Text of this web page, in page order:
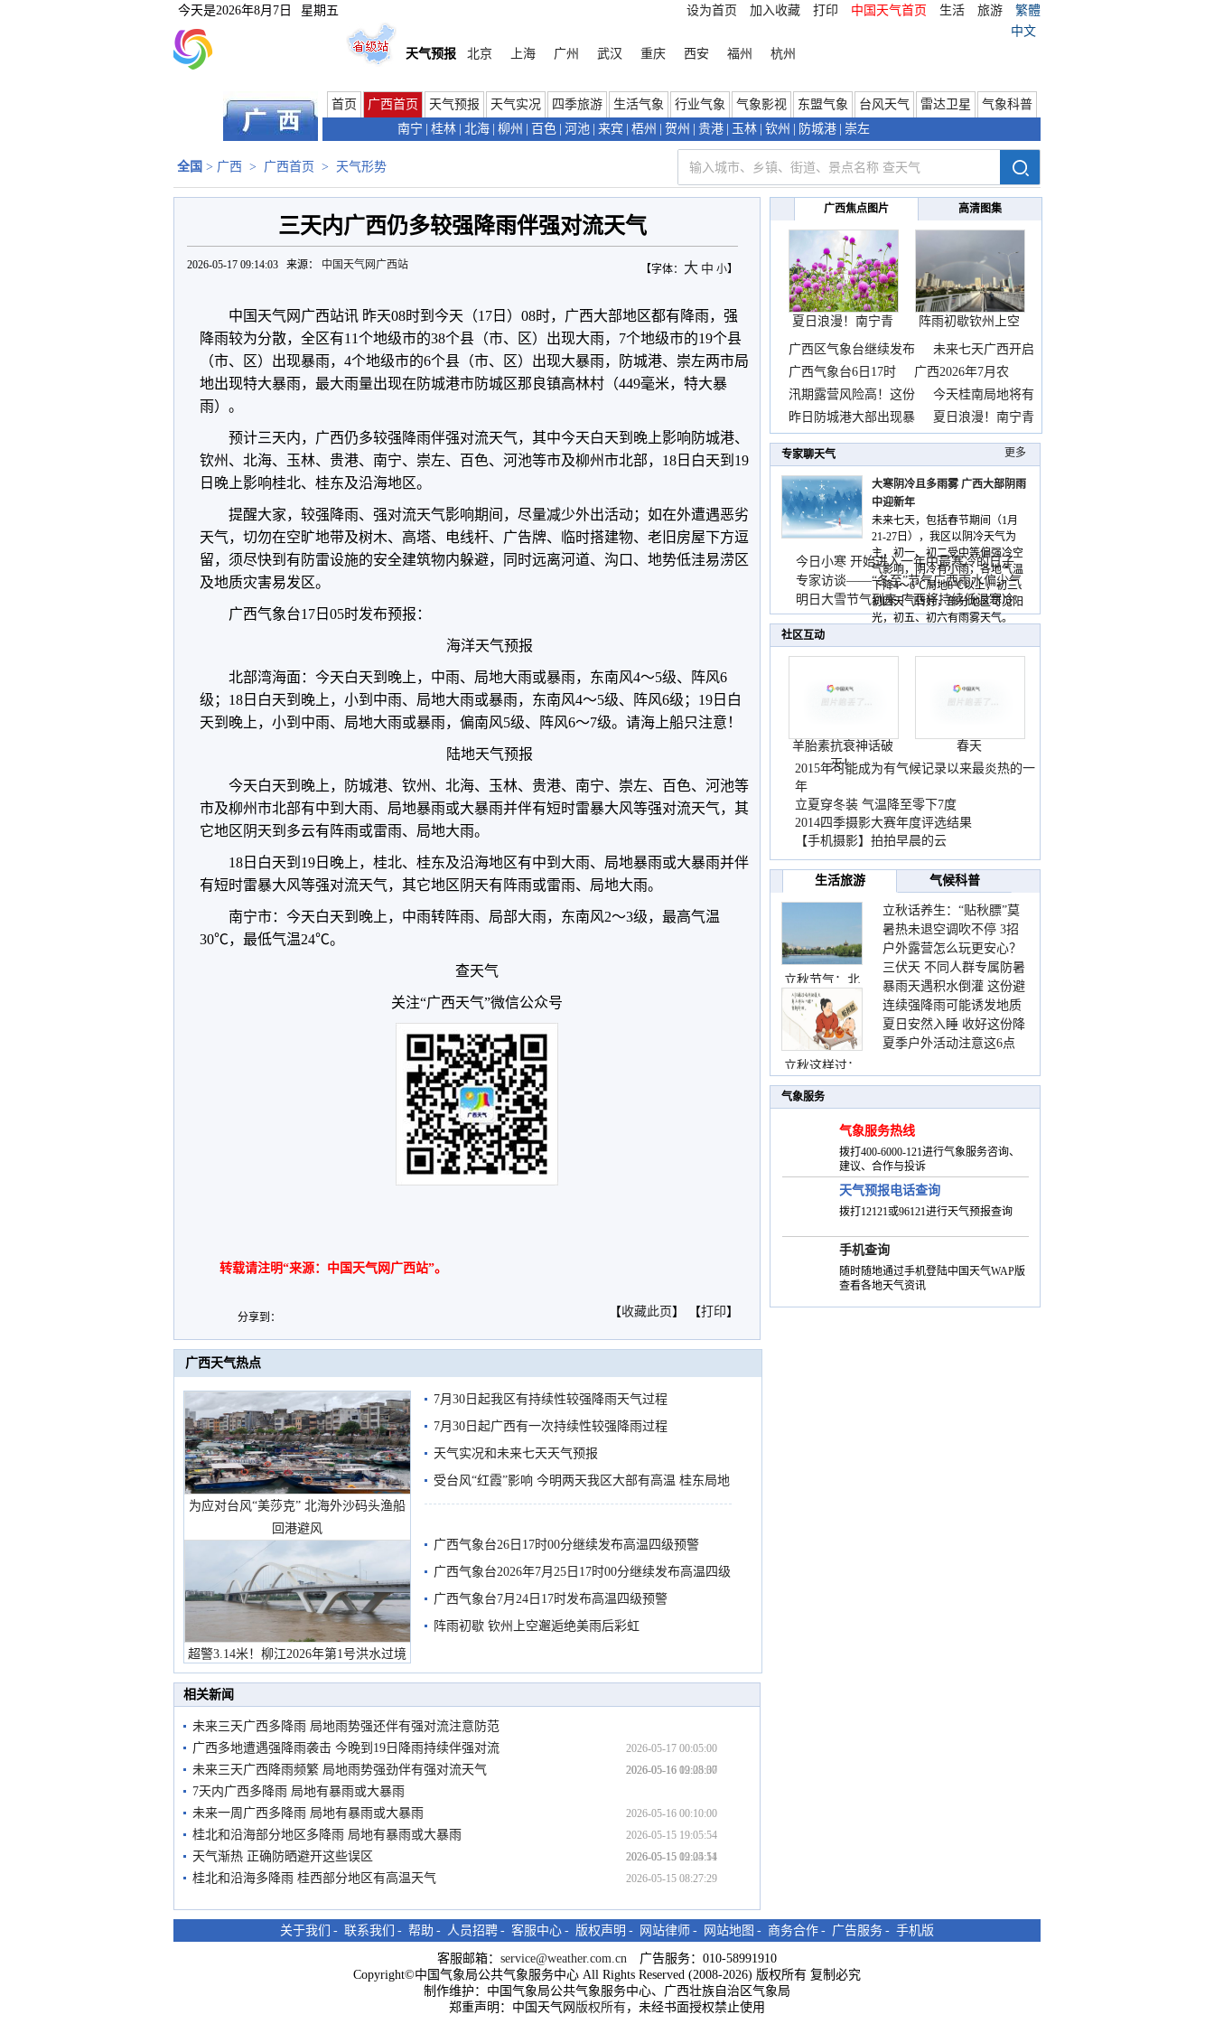
今天是2026年8月7日 星期五 设为首页 加入收藏 打印 中国天气首页 生活 旅游
繁體
中文
天气预报
北京 上海 广州 武汉 重庆 西安 福州 杭州
首页 广西首页 天气预报 天气实况 四季旅游 生活气象 行业气象 气象影视 东盟气象 台风天气 雷达卫星
气象科普
南宁
桂林 北海 柳州 百色 河池 来宾 梧州 贺州 贵港 玉林 钦州 防城港 崇左
全国 > 广西 > 广西首页 > 天气形势
三天内广西仍多较强降雨伴强对流天气
【字体： 大 中 小】
2026-05-17 09:14:03 来源： 中国天气网广西站
中国天气网广西站讯 昨天08时到今天（17日）08时，广西大部地区都有降雨，强
降雨较为分散，全区有11个地级市的38个县（市、区）出现大雨，7个地级市的19个县
（市、区）出现暴雨，4个地级市的6个县（市、区）出现大暴雨，防城港、崇左两市局
地出现特大暴雨，最大雨量出现在防城港市防城区那良镇高林村（449毫米，特大暴
雨）。
预计三天内，广西仍多较强降雨伴强对流天气，其中今天白天到晚上影响防城港、
钦州、北海、玉林、贵港、南宁、崇左、百色、河池等市及柳州市北部，18日白天到19
日晚上影响桂北、桂东及沿海地区。
提醒大家，较强降雨、强对流天气影响期间，尽量减少外出活动；如在外遭遇恶劣
天气，切勿在空旷地带及树木、高塔、电线杆、广告牌、临时搭建物、老旧房屋下方逗
留，须尽快到有防雷设施的安全建筑物内躲避，同时远离河道、沟口、地势低洼易涝区
及地质灾害易发区。
广西气象台17日05时发布预报：
海洋天气预报
北部湾海面：今天白天到晚上，中雨、局地大雨或暴雨，东南风4～5级、阵风6
级；18日白天到晚上，小到中雨、局地大雨或暴雨，东南风4～5级、阵风6级；19日白
天到晚上，小到中雨、局地大雨或暴雨，偏南风5级、阵风6～7级。请海上船只注意！
陆地天气预报
今天白天到晚上，防城港、钦州、北海、玉林、贵港、南宁、崇左、百色、河池等
市及柳州市北部有中到大雨、局地暴雨或大暴雨并伴有短时雷暴大风等强对流天气，其
它地区阴天到多云有阵雨或雷雨、局地大雨。
18日白天到19日晚上，桂北、桂东及沿海地区有中到大雨、局地暴雨或大暴雨并伴
有短时雷暴大风等强对流天气，其它地区阴天有阵雨或雷雨、局地大雨。
南宁市：今天白天到晚上，中雨转阵雨、局部大雨，东南风2～3级，最高气温
30℃，最低气温24℃。
查天气
关注“广西天气”微信公众号
转载请注明“来源：中国天气网广西站”。
分享到： 【收藏此页 】 【打印】
广西天气热点
为应对台风“美莎克” 北海外沙码头渔船
回港避风
超警3.14米！柳江2026年第1号洪水过境
市民在堤岸见证汛况
7月30日起我区有持续性较强降雨天气过程
7月30日起广西有一次持续性较强降雨过程
天气实况和未来七天天气预报
受台风“红霞”影响 今明两天我区大部有高温 桂东局地
有较强降雨
广西气象台26日17时00分继续发布高温四级预警
广西气象台2026年7月25日17时00分继续发布高温四级
预警
广西气象台7月24日17时发布高温四级预警
阵雨初歇 钦州上空邂逅绝美雨后彩虹
相关新闻
未来三天广西多降雨 局地雨势强还伴有强对流注意防范
2026-05-17 00:05:00
广西多地遭遇强降雨袭击 今晚到19日降雨持续伴强对流
2026-05-16 12:05:00
未来三天广西降雨频繁 局地雨势强劲伴有强对流天气 2026-05-16 09:28:37
7天内广西多降雨 局地有暴雨或大暴雨
2026-05-16 00:10:00
未来一周广西多降雨 局地有暴雨或大暴雨
2026-05-15 19:05:54
桂北和沿海部分地区多降雨 局地有暴雨或大暴雨
2026-05-15 12:05:54
天气渐热 正确防晒避开这些误区 2026-05-15 09:24:11
桂北和沿海多降雨 桂西部分地区有高温天气 2026-05-15 08:27:29
广西焦点图片 高清图集
夏日浪漫！南宁青
秀山
阵雨初歇钦州上空
邂逅
广西区气象台继续发布
未来七天广西开启
晴热
广西气象台6日17时
广西2026年7月农
汛期露营风险高！这份
今天桂南局地将有
暴雨
昨日防城港大部出现暴
夏日浪漫！南宁青
秀山
专家聊天气 更多
大寒阴冷且多雨雾 广西大部阴雨
中迎新年
未来七天，包括春节期间（1月
21-27日），我区以阴冷天气为
主，初一、初二受中等偏强冷空
气影响，阴冷有小雨，各地气温
下降4～6℃局地8℃以上，初三、
初四天气转好，部分地区可见阳
光，初五、初六有雨雾天气。
今日小寒 开始进入一年中最寒冷的日子
专家访谈——“冬至”节气广西雨水偏少气
温低
明日大雪节气到来 广西将持续低温寒冷
天气
社区互动
羊胎素抗衰神话破
灭！
春天
2015年可能成为有气候记录以来最炎热的一
年
立夏穿冬装 气温降至零下7度
2014四季摄影大赛年度评选结果
【手机摄影】拍拍早晨的云
生活旅游 气候科普
立秋节气：北
立秋这样过：
立秋话养生：“贴秋膘”莫
着急 先清暑再防燥
暑热未退空调吹不停 3招
护住肩颈不酸痛
户外露营怎么玩更安心？
这份攻略请收好
三伏天 不同人群专属防暑
要点请收好
暴雨天遇积水倒灌 这份避
险提示请收好
连续强降雨可能诱发地质
灾害 这些前兆要知道
夏日安然入睡 收好这份降
温小贴士
夏季户外活动注意这6点
气象服务
气象服务热线
拨打400-6000-121进行气象服务咨询、
建议、合作与投诉
天气预报电话查询
拨打12121或96121进行天气预报查询
手机查询
随时随地通过手机登陆中国天气WAP版
查看各地天气资讯
关于我们 - 联系我们 - 帮助 - 人员招聘 - 客服中心 - 版权声明 - 网站律师 - 网站地图 - 商务合作 - 广告服务 - 手机版
客服邮箱： service@weather.com.cn 广告服务：010-58991910
Copyright©中国气象局公共气象服务中心 All Rights Reserved (2008-2026) 版权所有 复制必究
制作维护：中国气象局公共气象服务中心、广西壮族自治区气象局
郑重声明：中国天气网 版权所有，未经书面授权禁止使用